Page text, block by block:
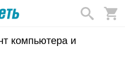
компьютера и